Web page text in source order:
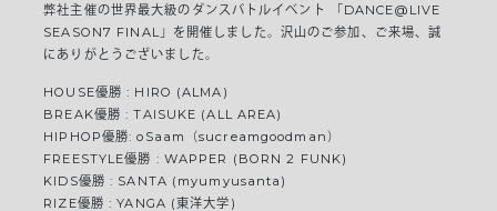
弊社主催の世界最大級のダンスバトルイベント 「DANCE@LIVE
SEASON7 FINAL」を開催しました。沢山のご参加、ご来場、誠
にありがとうございました。
HOUSE優勝 : HIRO (ALMA)
BREAK優勝 : TAISUKE (ALL AREA)
HIPHOP優勝: oSaam（sucreamgoodman）
FREESTYLE優勝 : WAPPER (BORN 2 FUNK)
KIDS優勝 : SANTA (myumyusanta)
RIZE優勝 : YANGA (東洋大学)